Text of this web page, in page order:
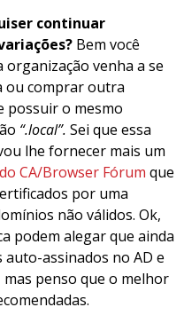
continuar
Bem você
venha a se
ou comprar outra
possuir o mesmo
“.local”. Sei que essa
lhe fornecer mais um
CA/Browser Fórum que
por uma
não válidos. Ok,
podem alegar que ainda
assinados no AD e
penso que o melhor